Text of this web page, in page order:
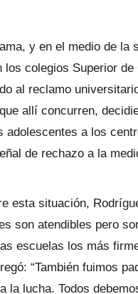
y en el medio de la
los colegios Superior de
al reclamo
allí concurren,
adolescentes a los
de rechazo a la
esta situación,
son atendibles pero
escuelas los más
“También fuimos
la lucha. Todos